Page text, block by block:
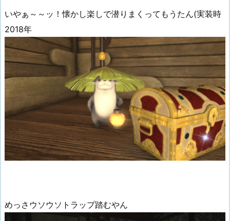
いやぁ～～ッ！懐かし楽しで潜りまくってもうたん(実装時
2018年
めっさウソウソトラップ踏むやん